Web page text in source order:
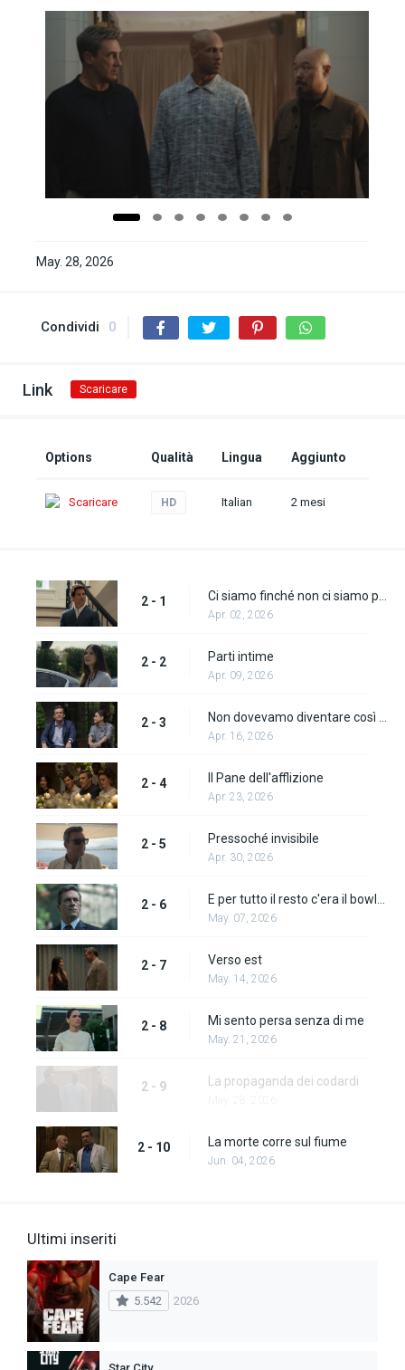
May. 28, 2026
Condividi 0
Link Scaricare
Options Qualità Lingua Aggiunto
Scaricare HD Italian 2 mesi
2 - 1
Apr. 02, 2026
2 - 2 Parti intime
Apr. 09, 2026
2 - 3
Apr. 16, 2026
2 - 4 Il Pane dell'afflizione
Apr. 23, 2026
2 - 5 Pressoché invisibile
Apr. 30, 2026
2 - 6
May. 07, 2026
2 - 7 Verso est
May. 14, 2026
2 - 8 Mi sento persa senza di me
May. 21, 2026
2 - 9 La propaganda dei codardi
2 - 10 La morte corre sul fiume
Jun. 04, 2026
Ultimi inseriti
Cape Fear
5.542
2026